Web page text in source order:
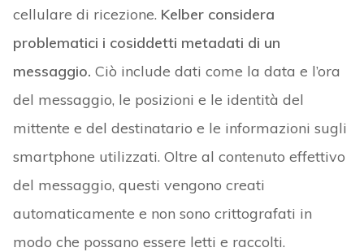
cellulare di ricezione. Kelber considera
problematici i cosiddetti metadati di un
messaggio. Ciò include dati come la data e l’ora
del messaggio, le posizioni e le identità del
mittente e del destinatario e le informazioni sugli
smartphone utilizzati. Oltre al contenuto effettivo
del messaggio, questi vengono creati
automaticamente e non sono crittografati in
modo che possano essere letti e raccolti.